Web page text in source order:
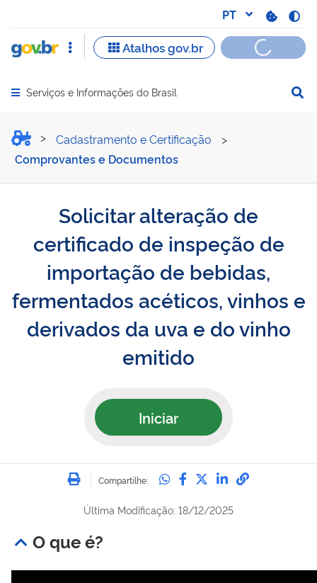
Abrir menu principal de navegação
Serviços e Informações do Brasil
Solicitar alteração de
Cadastramento e Certificação
>
Comprovantes e Documentos
Solicitar alteração de
certificado de inspeção de
importação de bebidas,
fermentados acéticos, vinhos e
derivados da uva e do vinho
emitido
Iniciar
Imprimir
Compartilhe: Compartilhe no
Compartilhe no
Compartilhe no
Compartilhe
Última Modificação: 18/12/2025
O que é?